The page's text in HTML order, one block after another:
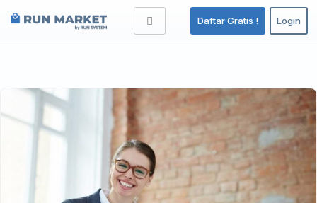
Daftar Gratis ! Login